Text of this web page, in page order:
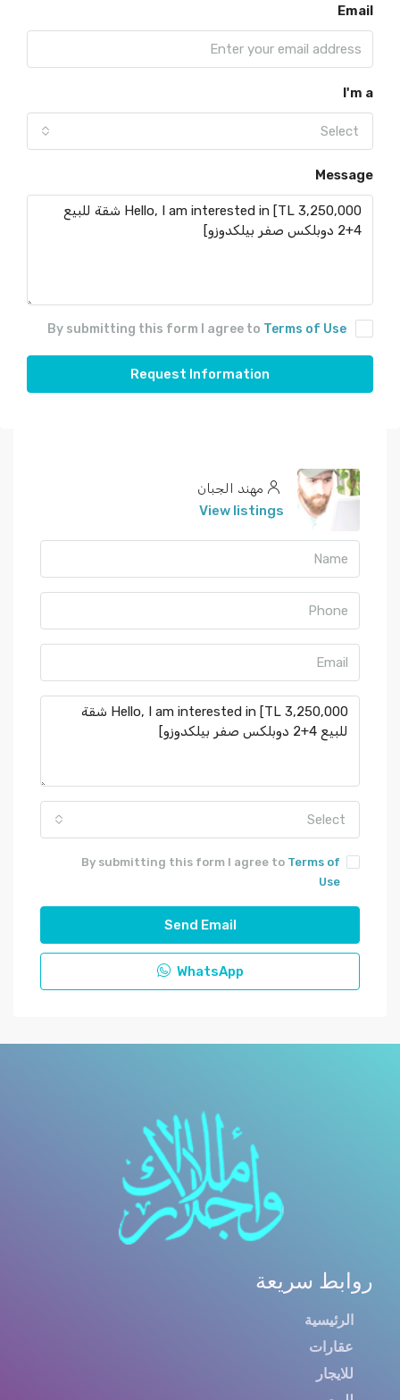
Email
I'm a
Select
Message
By submitting this form I agree to Terms of Use
Request Information
مهند الجبان
View listings
Select
By submitting this form I agree to Terms of
Use
Send Email
WhatsApp
روابط سريعة
الرئيسية
عقارات
للايجار